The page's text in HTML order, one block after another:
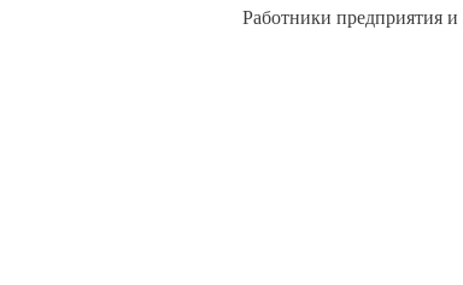
Работники предприятия